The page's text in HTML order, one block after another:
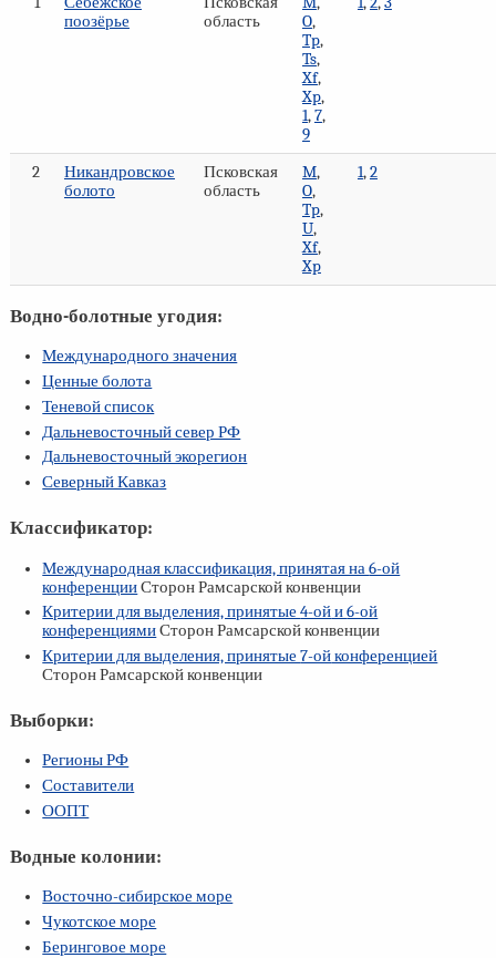
поозёрье
область
O,
Tp,
Ts,
Xf,
Xp,
1,7,
9
2
Никандровское
болото
Псковская
область
M,
O,
Tp,
U,
Xf,
Xp
1,2
Водно-болотные угодия:
Международного значения
Ценные болота
Теневой список
Дальневосточный север РФ
Дальневосточный экорегион
Северный Кавказ
Классификатор:
Международная классификация, принятая на6-ой
конференцииСторон Рамсарской конвенции
Критерии для выделения, принятые4-ойи6-ой
конференциямиСторон Рамсарской конвенции
Критерии для выделения, принятые7-ойконференцией
Сторон Рамсарской конвенции
Выборки:
Регионы РФ
Составители
ООПТ
Водные колонии:
Восточно-сибирское море
Чукотское море
Беринговое море